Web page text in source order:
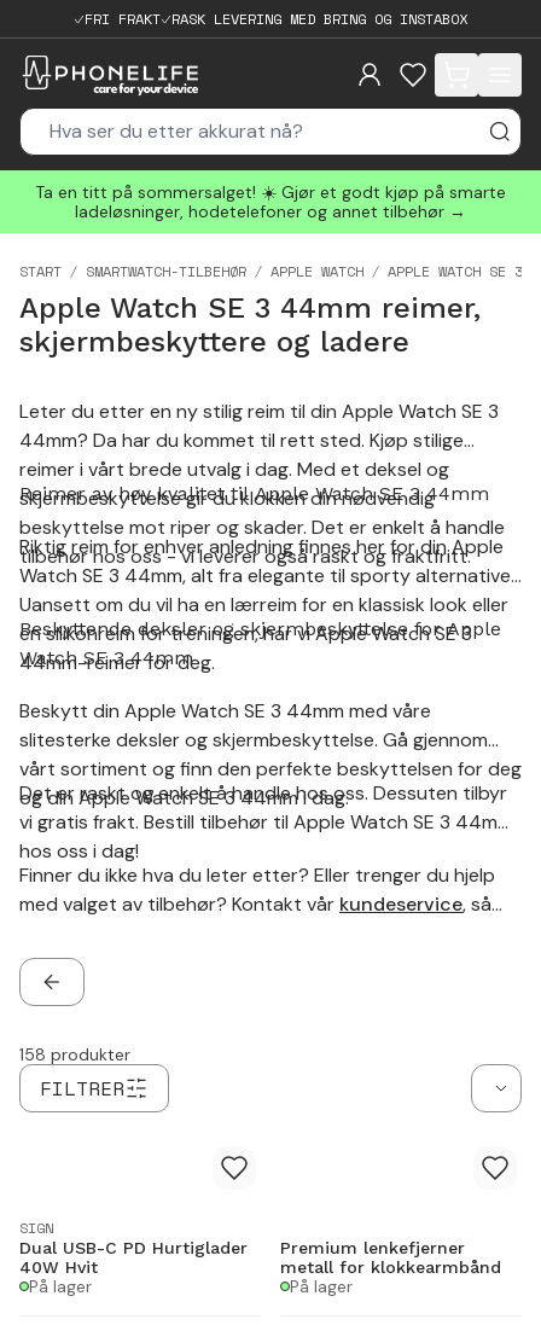
FRI FRAKT RASK LEVERING MED BRING OG INSTABOX
items in cart,
Ta en titt på sommersalget! ☀️ Gjør et godt kjøp på smarte
ladeløsninger, hodetelefoner og annet tilbehør →
START SMARTWATCH-TILBEHØR APPLE WATCH APPLE WATCH SE 3
Apple Watch SE 3 44mm reimer,
skjermbeskyttere og ladere
Leter du etter en ny stilig reim til din Apple Watch SE 3
44mm? Da har du kommet til rett sted. Kjøp stilige
reimer i vårt brede utvalg i dag. Med et deksel og
skjermbeskyttelse gir du klokken din nødvendig
beskyttelse mot riper og skader. Det er enkelt å handle
tilbehør hos oss - vi leverer også raskt og fraktfritt.
Reimer av høy kvalitet til Apple Watch SE 3 44mm
Riktig reim for enhver anledning finnes her for din Apple
Watch SE 3 44mm, alt fra elegante til sporty alternativer.
Uansett om du vil ha en lærreim for en klassisk look eller
en silikonreim for treningen, har vi Apple Watch SE 3
44mm-reimer for deg.
Beskyttende deksler og skjermbeskyttelse for Apple
Watch SE 3 44mm
Beskytt din Apple Watch SE 3 44mm med våre
slitesterke deksler og skjermbeskyttelse. Gå gjennom
vårt sortiment og finn den perfekte beskyttelsen for deg
og din Apple Watch SE 3 44mm i dag.
Det er raskt og enkelt å handle hos oss. Dessuten tilbyr
vi gratis frakt. Bestill tilbehør til Apple Watch SE 3 44mm
hos oss i dag!
Finner du ikke hva du leter etter? Eller trenger du hjelp
med valget av tilbehør? Kontakt vår kundeservice, så
TILBAKE
FILTRER
158 produkter
SIGN
Dual USB-C PD Hurtiglader
40W Hvit
På lager
Premium lenkefjerner
metall for klokkearmbånd
På lager